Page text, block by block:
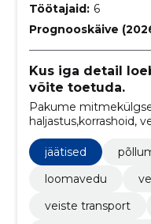
Töötajaid: 6
Prognooskäive
Kus iga detail
võite toetuda.
Pakume
haljastus,korrashoid,
jäätised
loomavedu
veiste transport